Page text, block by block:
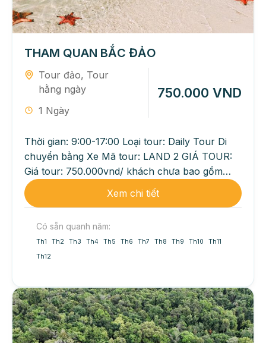
THAM QUAN BẮC ĐẢO
Tour đảo, Tour
hằng ngày
1 Ngày
750.000 VND
Thời gian: 9:00-17:00 Loại tour: Daily Tour Di
chuyển bằng Xe Mã tour: LAND 2 GIÁ TOUR:
Giá tour: 750.000vnd/ khách chưa bao gồm
ăn...
Xem chi tiết
Có sẵn quanh năm:
Th1 Th2 Th3 Th4 Th5 Th6 Th7 Th8 Th9 Th10
Th11
Th12